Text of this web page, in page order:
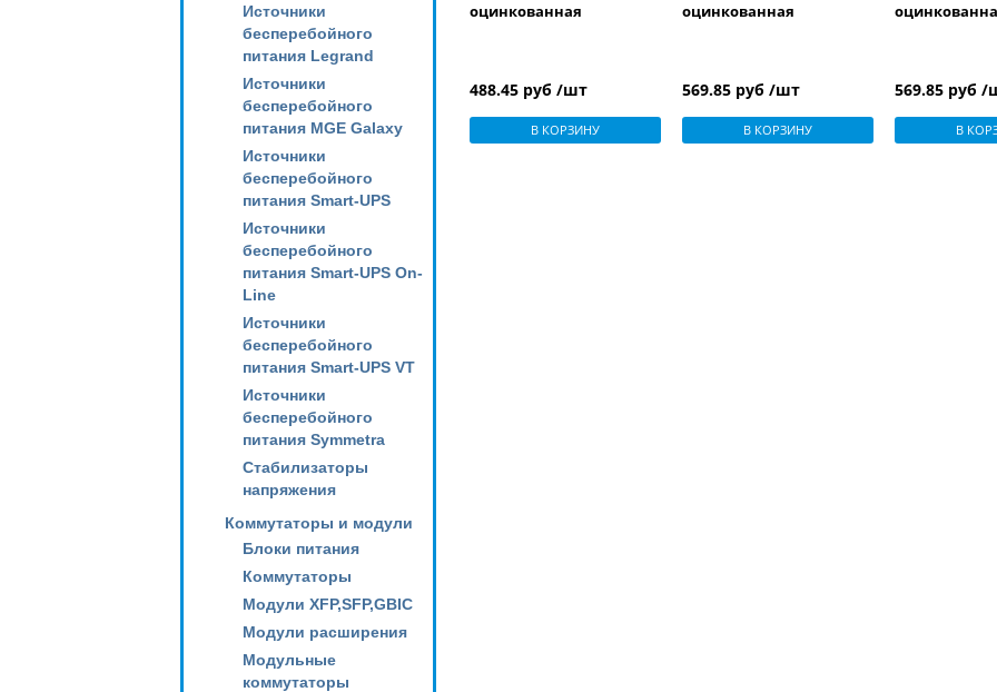
Источники
бесперебойного
питания Legrand
Источники
бесперебойного
питания MGE Galaxy
Источники
бесперебойного
питания Smart-UPS
Источники
бесперебойного
питания Smart-UPS On-
Line
Источники
бесперебойного
питания Smart-UPS VT
Источники
бесперебойного
питания Symmetra
Стабилизаторы
напряжения
Коммутаторы и модули
Блоки питания
Коммутаторы
Модули XFP,SFP,GBIC
Модули расширения
Модульные
коммутаторы
оцинкованная
488.45 руб /шт
В КОРЗИНУ
оцинкованная
569.85 руб /шт
В КОРЗИНУ
569.85 руб /
В